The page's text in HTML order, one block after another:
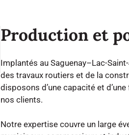
Production et
Implantés au Saguenay–Lac-
des travaux routiers et de la
disposons d’une capacité et
nos clients.
Notre expertise couvre un large